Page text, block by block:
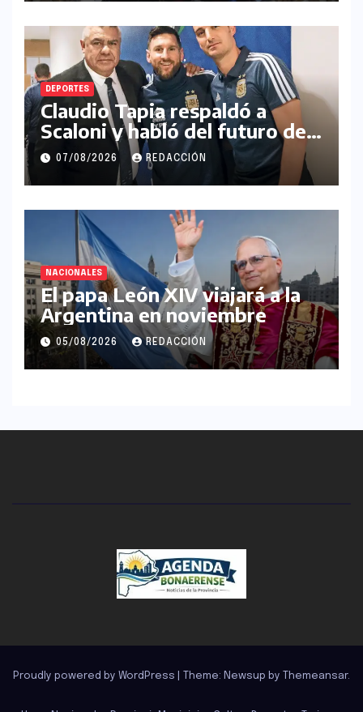
DEPORTES
Claudio Tapia respaldó a
Scaloni y habló del futuro de
Messi en la Selección
Argentina
07/08/2026 REDACCIÓN
NACIONALES
El papa León XIV viajará a la
Argentina en noviembre
05/08/2026 REDACCIÓN
Proudly powered by WordPress Theme: Newsup by Themeansar.